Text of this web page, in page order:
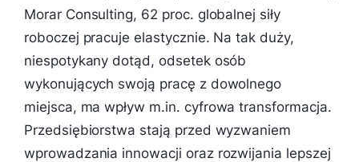
Morar Consulting, 62 proc. globalnej siły
roboczej pracuje elastycznie. Na tak duży,
niespotykany dotąd, odsetek osób
wykonujących swoją pracę z dowolnego
miejsca, ma wpływ m.in. cyfrowa transformacja.
Przedsiębiorstwa stają przed wyzwaniem
wprowadzania innowacji oraz rozwijania lepszej